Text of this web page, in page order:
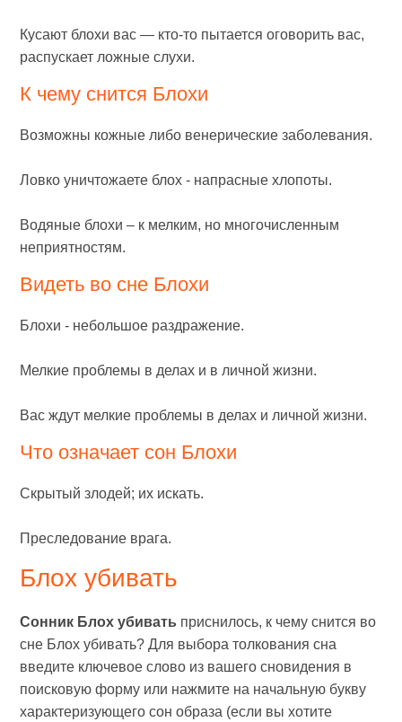
Кусают блохи вас — кто-то пытается оговорить вас,
распускает ложные слухи.
К чему снится Блохи
Возможны кожные либо венерические заболевания.
Ловко уничтожаете блох - напрасные хлопоты.
Водяные блохи – к мелким, но многочисленным
неприятностям.
Видеть во сне Блохи
Блохи - небольшое раздражение.
Мелкие проблемы в делах и в личной жизни.
Вас ждут мелкие проблемы в делах и личной жизни.
Что означает сон Блохи
Скрытый злодей; их искать.
Преследование врага.
Блох убивать
Сонник Блох убивать приснилось, к чему снится во
сне Блох убивать? Для выбора толкования сна
введите ключевое слово из вашего сновидения в
поисковую форму или нажмите на начальную букву
характеризующего сон образа (если вы хотите